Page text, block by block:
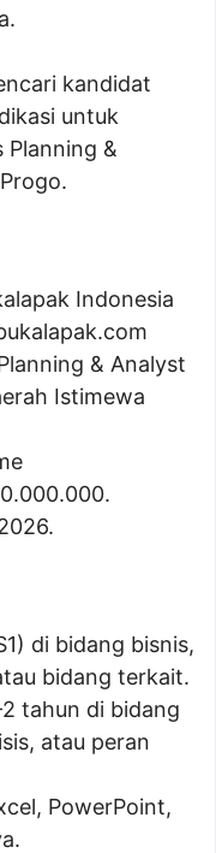
kandidat
untuk
Planning &
Indonesia
& Analyst
Istimewa
.
di bidang bisnis,
bidang terkait.
tahun di bidang
atau peran
PowerPoint,